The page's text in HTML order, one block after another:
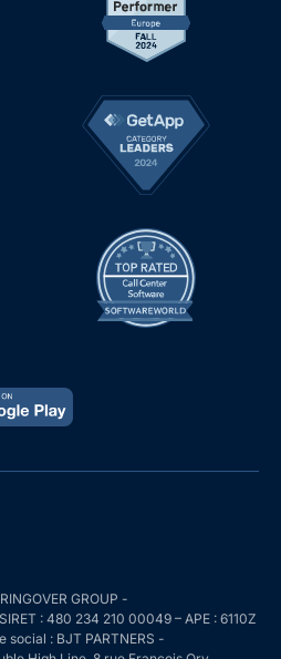
GROUP -
: 480 234 210 00049 – APE : 6110Z
social : BJT PARTNERS -